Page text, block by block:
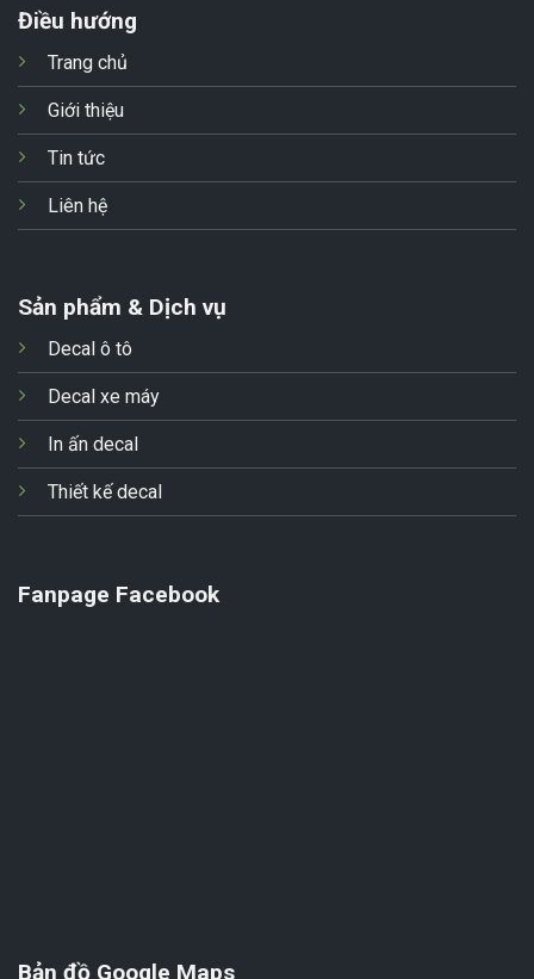
Điều hướng
Trang chủ
Giới thiệu
Tin tức
Liên hệ
Sản phẩm & Dịch vụ
Decal ô tô
Decal xe máy
In ấn decal
Thiết kế decal
Fanpage Facebook
Bản đồ Google Maps